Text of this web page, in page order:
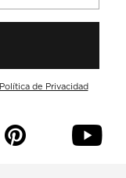
Política de Privacidad
p y